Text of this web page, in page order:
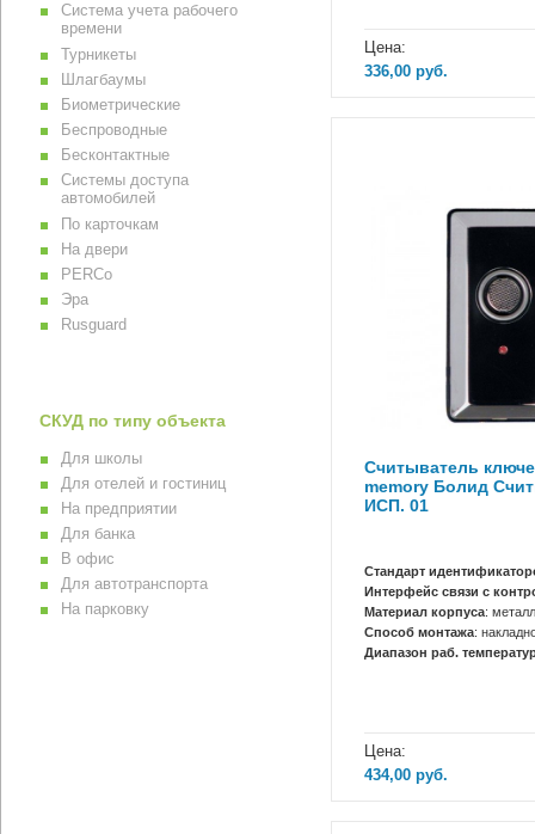
Система учета рабочего
времени
Турникеты
Шлагбаумы
Биометрические
Беспроводные
Бесконтактные
Системы доступа
автомобилей
По карточкам
На двери
PERCo
Эра
Rusguard
СКУД по типу объекта
Для школы
Для отелей и гостиниц
На предприятии
Для банка
В офис
Для автотранспорта
На парковку
Цена:
336,00 руб.
Считыватель
memory Болид
ИСП. 01
Стандарт
Интерфейс связи с
Материал корпуса: металл
Способ монтажа:
Диапазон раб.
Цена:
434,00 руб.